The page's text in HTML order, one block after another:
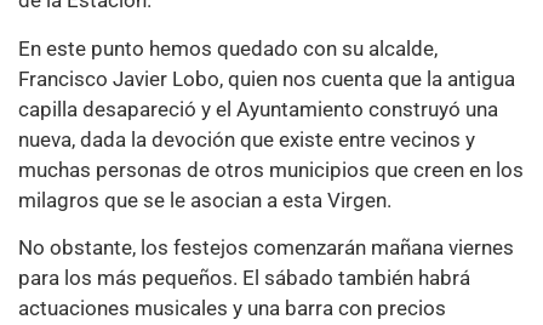
En este punto hemos quedado con su alcalde,
Francisco Javier Lobo, quien nos cuenta que la antigua
capilla desapareció y el Ayuntamiento construyó una
nueva, dada la devoción que existe entre vecinos y
muchas personas de otros municipios que creen en los
milagros que se le asocian a esta Virgen.
No obstante, los festejos comenzarán mañana viernes
para los más pequeños. El sábado también habrá
actuaciones musicales y una barra con precios